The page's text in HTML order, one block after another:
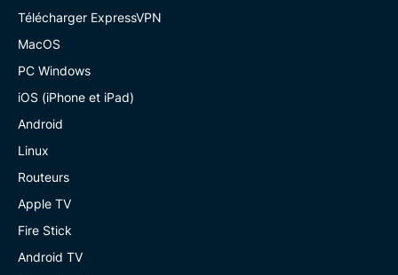
Télécharger ExpressVPN
MacOS
PC Windows
iOS (iPhone et iPad)
Android
Linux
Routeurs
Apple TV
Fire Stick
Android TV